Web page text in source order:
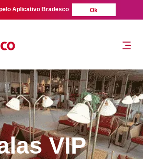
Aplicativo Bradesco Ok
VIP